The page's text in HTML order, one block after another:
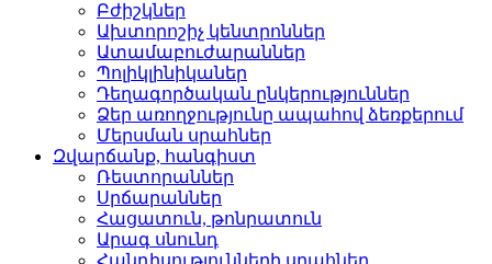
Բժիշկներ­
Ախտորոշիչ կենտրոններ­
Ատամաբուժարաններ­
Պոլիկլինիկաներ­
Դեղագործական ընկերութ­յուններ
Ձեր առողջությունը ապահով ձեռքերում
Մերսման սրահներ­
Զվարճանք, հանգիստ
Ռեստորաններ­
Սրճարաններ­
Հացատուն, թոնրատուն­
Արագ սնունդ­
Հանդիսությունների սրա­հներ